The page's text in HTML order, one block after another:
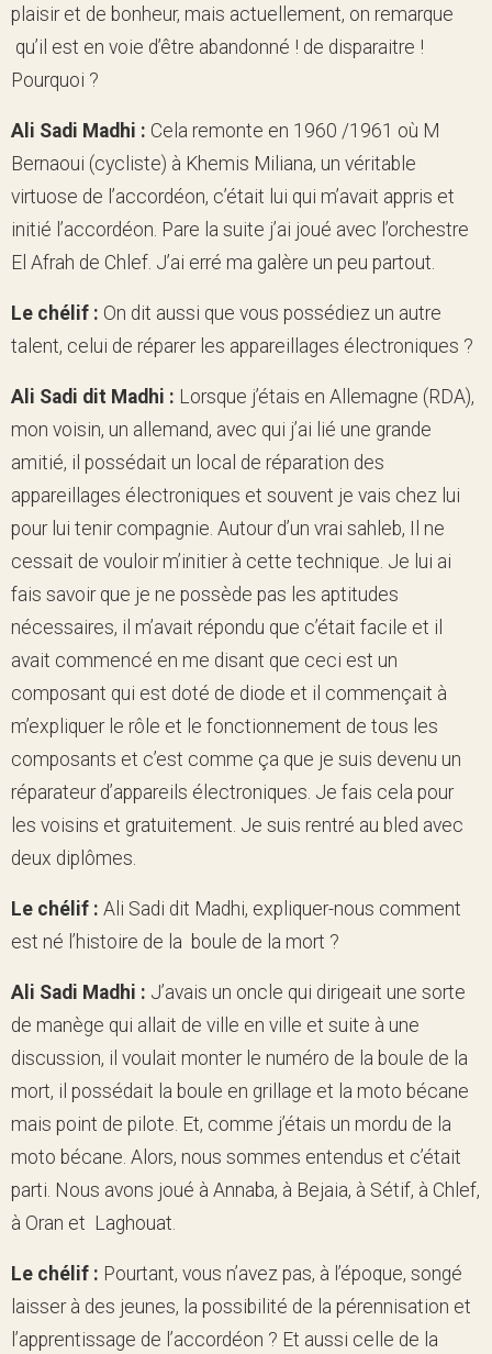
plaisir et de bonheur, mais actuellement, on remarque
qu’il est en voie d’être abandonné ! de disparaitre !
Pourquoi ?
Ali Sadi Madhi : Cela remonte en 1960 /1961 où M
Bernaoui (cycliste) à Khemis Miliana, un véritable
virtuose de l’accordéon, c’était lui qui m’avait appris et
initié l’accordéon. Pare la suite j’ai joué avec l’orchestre
El Afrah de Chlef. J’ai erré ma galère un peu partout.
Le chélif : On dit aussi que vous possédiez un autre
talent, celui de réparer les appareillages électroniques ?
Ali Sadi dit Madhi : Lorsque j’étais en Allemagne (RDA),
mon voisin, un allemand, avec qui j’ai lié une grande
amitié, il possédait un local de réparation des
appareillages électroniques et souvent je vais chez lui
pour lui tenir compagnie. Autour d’un vrai sahleb, Il ne
cessait de vouloir m’initier à cette technique. Je lui ai
fais savoir que je ne possède pas les aptitudes
nécessaires, il m’avait répondu que c’était facile et il
avait commencé en me disant que ceci est un
composant qui est doté de diode et il commençait à
m’expliquer le rôle et le fonctionnement de tous les
composants et c’est comme ça que je suis devenu un
réparateur d’appareils électroniques. Je fais cela pour
les voisins et gratuitement. Je suis rentré au bled avec
deux diplômes.
Le chélif : Ali Sadi dit Madhi, expliquer-nous comment
est né l’histoire de la boule de la mort ?
Ali Sadi Madhi : J’avais un oncle qui dirigeait une sorte
de manège qui allait de ville en ville et suite à une
discussion, il voulait monter le numéro de la boule de la
mort, il possédait la boule en grillage et la moto bécane
mais point de pilote. Et, comme j’étais un mordu de la
moto bécane. Alors, nous sommes entendus et c’était
parti. Nous avons joué à Annaba, à Bejaia, à Sétif, à Chlef,
à Oran et Laghouat.
Le chélif : Pourtant, vous n’avez pas, à l’époque, songé
laisser à des jeunes, la possibilité de la pérennisation et
l’apprentissage de l’accordéon ? Et aussi celle de la